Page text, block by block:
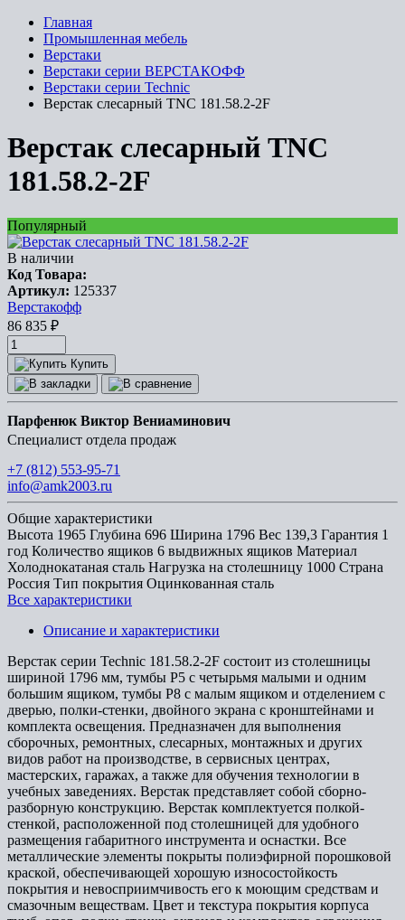
Главная
Промышленная мебель
Верстаки
Верстаки серии ВЕРСТАКОФФ
Верстаки серии Technic
Верстак слесарный TNC 181.58.2-2F
Верстак слесарный TNC
181.58.2-2F
Популярный
В наличии
Код Товара:
Артикул: 125337
Верстакофф
86 835 ₽
Купить
Парфенюк Виктор Вениаминович
Специалист отдела продаж
+7 (812) 553-95-71
info@amk2003.ru
Общие характеристики
Высота 1965 Глубина 696 Ширина 1796 Вес 139,3 Гарантия 1
год Количество ящиков 6 выдвижных ящиков Материал
Холоднокатаная сталь Нагрузка на столешницу 1000 Страна
Россия Тип покрытия Оцинкованная сталь
Все характеристики
Описание и характеристики
Верстак серии Technic 181.58.2-2F состоит из столешницы
шириной 1796 мм, тумбы P5 с четырьмя малыми и одним
большим ящиком, тумбы P8 с малым ящиком и отделением с
дверью, полки-стенки, двойного экрана с кронштейнами и
комплекта освещения. Предназначен для выполнения
сборочных, ремонтных, слесарных, монтажных и других
видов работ на производстве, в сервисных центрах,
мастерских, гаражах, а также для обучения технологии в
учебных заведениях. Верстак представляет собой сборно-
разборную конструкцию. Верстак комплектуется полкой-
стенкой, расположенной под столешницей для удобного
размещения габаритного инструмента и оснастки. Все
металлические элементы покрыты полиэфирной порошковой
краской, обеспечивающей хорошую износостойкость
покрытия и невосприимчивость его к моющим средствам и
смазочным веществам. Цвет и текстура покрытия корпуса